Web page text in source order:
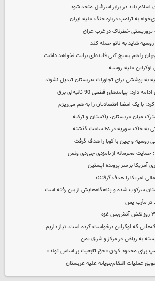
باید در برابر اسرائیل متحد شود
به ترامپ درباره جنگ علیه ایران
خطرناک در غرب عراق
شاید به ناتو حمله کند
را هم بسیج کنی فایده‌ای برایت نخواهد داشت
علیه روسیه
به پوششی برای تجاوزات عربستان تبدیل نشوند
پیامدهای قطعی 90 ثانیه‌ای برق
با یک امضا اقتصادتان را به هم می‌ریزم
میان عربستان، پاکستان و ترکیه
روسیه و چین با کوبا را هدف گرفت
آمریکا بر سر پرونده اپستین
آمریکا را هدف گرفتنند
سرکوب شده و پناهگاه‌هایش از بین رفته است
در مأرب یمن
که اوکراین درخواست کرده است، نیاز داریم
به ریاض در مرکز و شرق یمن
برای محدود کردن «حق تابعیت بر اساس تولد»
عملیات انتقام‌جویانه علیه عربستان